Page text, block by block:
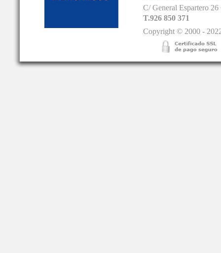
C/ General Espartero
T.926 850 371
Copyright © 2000 -